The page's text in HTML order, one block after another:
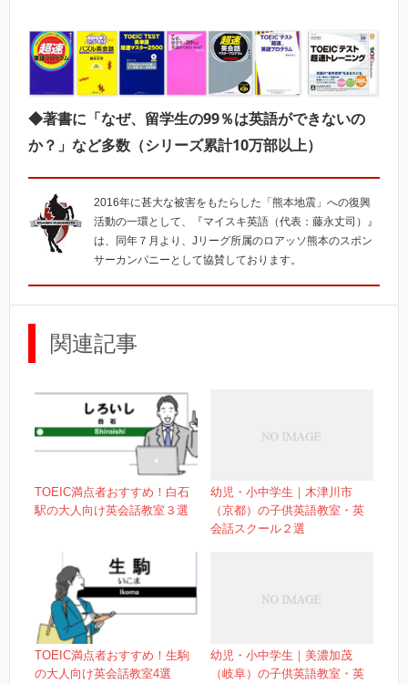
◆著書に「なぜ、留学生の99％は英語ができないの
か？」など多数（シリーズ累計10万部以上）
2016年に甚大な被害をもたらした「熊本地震」への復興
活動の一環として、『マイスキ英語（代表：藤永丈司）』
は、同年７月より、Jリーグ所属のロアッソ熊本のスポン
サーカンパニーとして協賛しております。
関連記事
TOEIC満点者おすすめ！白石
駅の大人向け英会話教室３選
幼児・小中学生｜木津川市
（京都）の子供英語教室・英
会話スクール２選
TOEIC満点者おすすめ！生駒
の大人向け英会話教室4選
幼児・小中学生｜美濃加茂
（岐阜）の子供英語教室・英